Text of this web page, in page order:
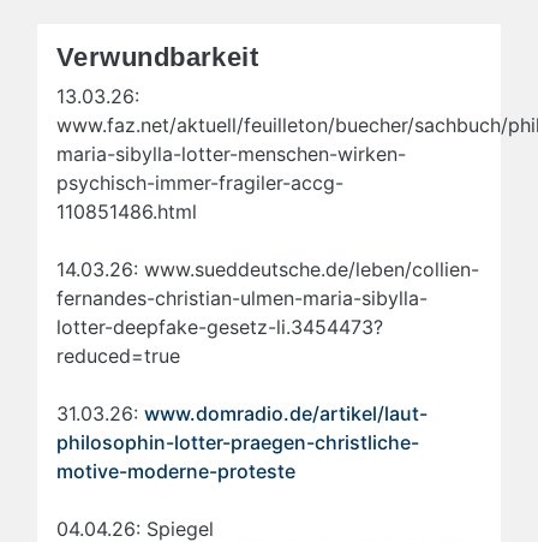
Verwundbarkeit
13.03.26:
www.faz.net/aktuell/feuilleton/buecher/sachbuch/
maria-sibylla-lotter-menschen-wirken-
psychisch-immer-fragiler-accg-
110851486.html
14.03.26: www.sueddeutsche.de/leben/collien-
fernandes-christian-ulmen-maria-sibylla-
lotter-deepfake-gesetz-li.3454473?
reduced=true
31.03.26: www.domradio.de/artikel/laut-
philosophin-lotter-praegen-christliche-
motive-moderne-proteste
04.04.26: Spiegel